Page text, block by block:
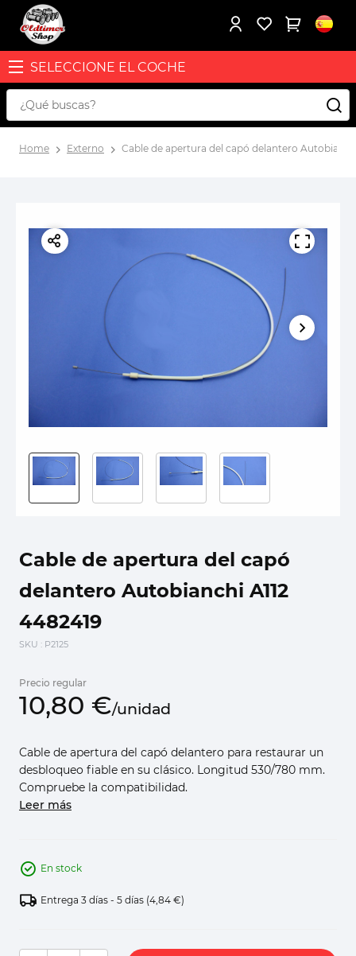
SELECCIONE EL COCHE
Home Externo Cable de apertura del capó delantero Autobianchi
Cable de apertura del capó
delantero Autobianchi A112
4482419
SKU : P2125
Precio regular
10,80 €/unidad
Cable de apertura del capó delantero para restaurar un
desbloqueo fiable en su clásico. Longitud 530/780 mm.
Compruebe la compatibilidad.
Leer más
En stock
Entrega 3 días - 5 días (4,84 €)